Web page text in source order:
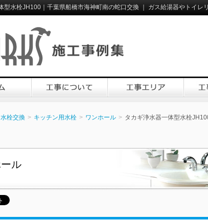
型水栓JH100｜千葉県船橋市海神町南の蛇口交換 ｜ ガス給湯器やトイレ
栓交換 キッチン用水栓 ワンホール タカギ浄水器一体型水栓
ル